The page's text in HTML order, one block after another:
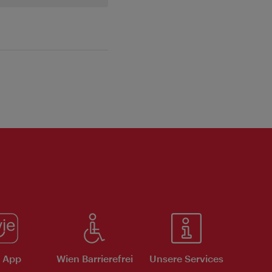
App Wien Barrierefrei Unsere Services